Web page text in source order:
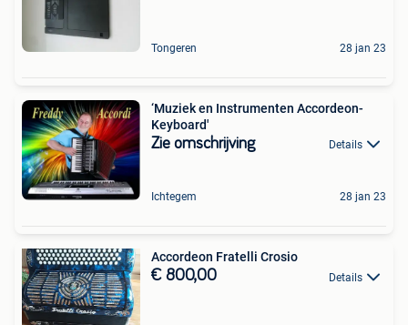
Tongeren 28 jan 23
‘Muziek en Instrumenten Accordeon-
Keyboard'
Zie omschrijving Details
Ichtegem 28 jan 23
Accordeon Fratelli Crosio
€ 800,00 Details